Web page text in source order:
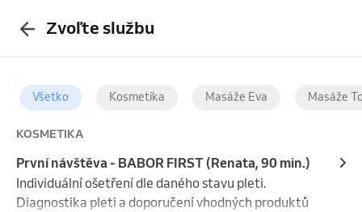
Zvoľte službu
Všetko Kosmetika Masáže Eva Masáže
KOSMETIKA
První návštěva - BABOR FIRST (Renata, 90 min.)
Individuální ošetření dle daného stavu pleti.
Diagnostika pleti a doporučení vhodných produktů